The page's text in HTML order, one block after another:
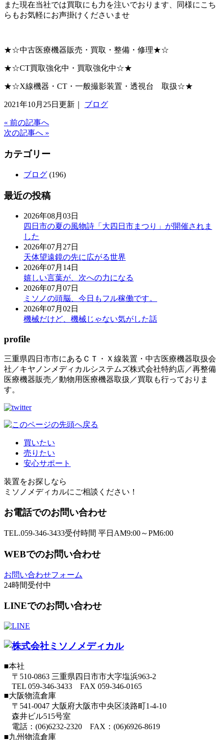
また現在当社では買取にも力を注いでおります、同様にこち
らもお気軽にお声掛けくださいませ
★☆中古医療機器販売・買取・整備・修理★☆
★☆CT買取強化中・買取強化中☆★
★☆X線機器・CT・一般撮影装置・透視台 取扱☆★
2021年10月25日更新｜ ブログ
« 前の記事へ
次の記事へ »
カテゴリー
ブログ (196)
最近の投稿
2026年08月03日
四日市の夏の風物詩「大四日市まつり」が開催されま
した
2026年07月27日
天体望遠鏡の先に広がる世界
2026年07月14日
嬉しい言葉が、次への力になる
2026年07月07日
ミソノの頭脳、今日もフル稼働です。
2026年07月02日
機械だけど、機械じゃない気がした話
profile
三重県四日市市にあるＣＴ・Ｘ線装置・中古医療機器取扱会
社／キヤノンメディカルシステムズ株式会社特約店／再整備
医療機器販売／動物用医療機器取扱／買取も行っておりま
す。
買いたい
売りたい
安心サポート
装置をお探しなら
ミソノメディカルにご相談ください！
お電話でのお問い合わせ
TEL.059-346-3433受付時間 平日AM9:00～PM6:00
WEBでのお問い合わせ
お問い合わせフォーム
24時間受付中
LINEでのお問い合わせ
■本社
〒510-0863 三重県四日市市大字塩浜963-2
TEL 059-346-3433 FAX 059-346-0165
■大阪物流倉庫
〒541-0047 大阪府大阪市中央区淡路町1-4-10
森井ビル515号室
電話：(06)6232‐2320 FAX：(06)6926-8619
■九州物流倉庫